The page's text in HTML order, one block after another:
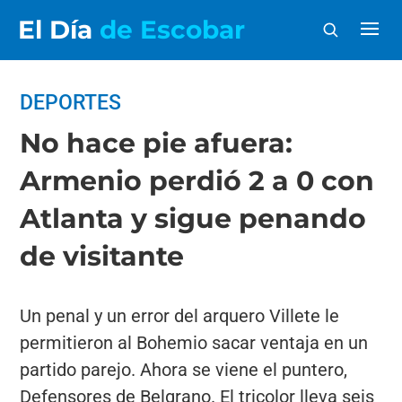
El Día de Escobar
DEPORTES
No hace pie afuera:
Armenio perdió 2 a 0 con
Atlanta y sigue penando
de visitante
Un penal y un error del arquero Villete le
permitieron al Bohemio sacar ventaja en un
partido parejo. Ahora se viene el puntero,
Defensores de Belgrano. El tricolor lleva seis